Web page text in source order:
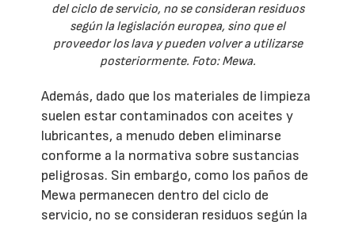
del ciclo de servicio, no se consideran residuos
según la legislación europea, sino que el
proveedor los lava y pueden volver a utilizarse
posteriormente. Foto: Mewa.
Además, dado que los materiales de limpieza
suelen estar contaminados con aceites y
lubricantes, a menudo deben eliminarse
conforme a la normativa sobre sustancias
peligrosas. Sin embargo, como los paños de
Mewa permanecen dentro del ciclo de
servicio, no se consideran residuos según la